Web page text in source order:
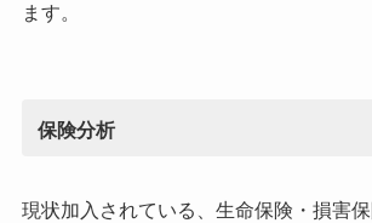
ます。
保険分析
現状加入されている、生命保険・損害